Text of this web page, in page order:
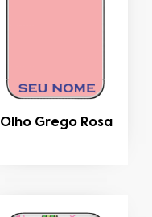
Olho Grego Rosa